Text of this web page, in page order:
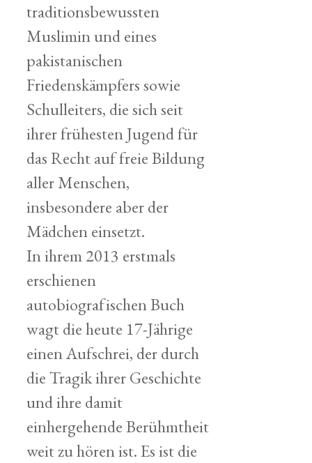
traditionsbewussten
Muslimin und eines
pakistanischen
Friedenskämpfers sowie
Schulleiters, die sich seit
ihrer frühesten Jugend für
das Recht auf freie Bildung
aller Menschen,
insbesondere aber der
Mädchen einsetzt.
In ihrem 2013 erstmals
erschienen
autobiografischen Buch
wagt die heute 17-Jährige
einen Aufschrei, der durch
die Tragik ihrer Geschichte
und ihre damit
einhergehende Berühmtheit
weit zu hören ist. Es ist die